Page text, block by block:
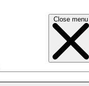
Close menu